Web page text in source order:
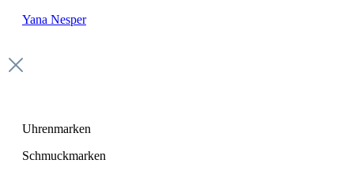
Yana Nesper
Uhrenmarken
Schmuckmarken